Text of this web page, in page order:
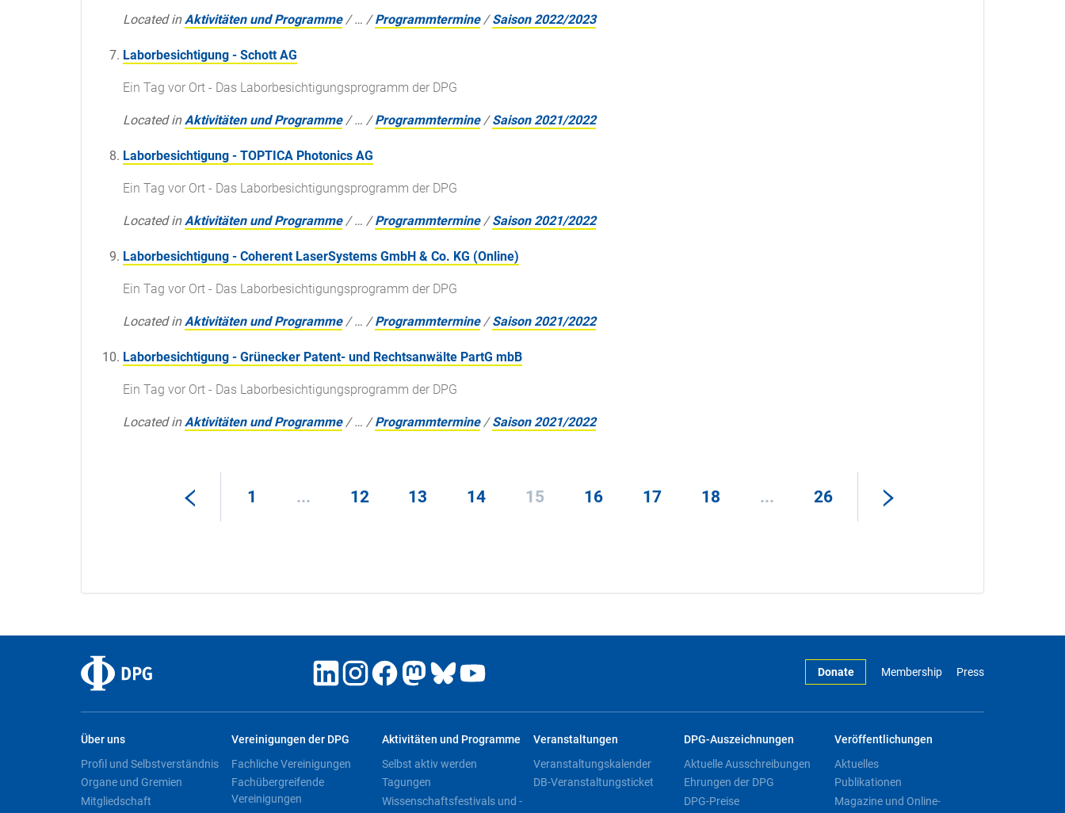
Located in Aktivitäten und Programme /… /Programmtermine /Saison 2022/2023
Laborbesichtigung - Schott AG
Ein Tag vor Ort - Das Laborbesichtigungsprogramm der DPG
Located in Aktivitäten und Programme /… /Programmtermine /Saison 2021/2022
Laborbesichtigung - TOPTICA Photonics AG
Ein Tag vor Ort - Das Laborbesichtigungsprogramm der DPG
Located in Aktivitäten und Programme /… /Programmtermine /Saison 2021/2022
Laborbesichtigung - Coherent LaserSystems GmbH & Co. KG (Online)
Ein Tag vor Ort - Das Laborbesichtigungsprogramm der DPG
Located in Aktivitäten und Programme /… /Programmtermine /Saison 2021/2022
Laborbesichtigung - Grünecker Patent- und Rechtsanwälte PartG mbB
Ein Tag vor Ort - Das Laborbesichtigungsprogramm der DPG
Located in Aktivitäten und Programme /… /Programmtermine /Saison 2021/2022
1 ... 12 13 14 15 16 17 18 ... 26
Donate Membership Press
Über uns
Profil und Selbstverständnis
Organe und Gremien
Mitgliedschaft
Vereinigungen der DPG
Fachliche Vereinigungen
Fachübergreifende
Vereinigungen
Aktivitäten und Programme
Selbst aktiv werden
Tagungen
Wissenschaftsfestivals und -
Veranstaltungen
Veranstaltungskalender
DB-Veranstaltungsticket
DPG-Auszeichnungen
Aktuelle Ausschreibungen
Ehrungen der DPG
DPG-Preise
Veröffentlichungen
Aktuelles
Publikationen
Magazine und Online-